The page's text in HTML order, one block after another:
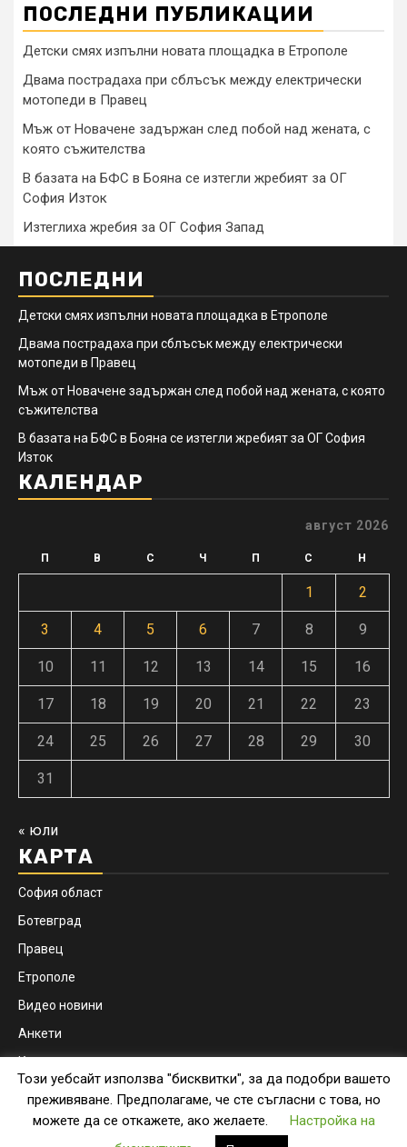
ПОСЛЕДНИ ПУБЛИКАЦИИ
Детски смях изпълни новата площадка в Етрополе
Двама пострадаха при сблъсък между електрически
мотопеди в Правец
Мъж от Новачене задържан след побой над жената, с
която съжителства
В базата на БФС в Бояна се изтегли жребият за ОГ
София Изток
Изтеглиха жребия за ОГ София Запад
ПОСЛЕДНИ
Детски смях изпълни новата площадка в Етрополе
Двама пострадаха при сблъсък между електрически
мотопеди в Правец
Мъж от Новачене задържан след побой над жената, с която
съжителства
В базата на БФС в Бояна се изтегли жребият за ОГ София
Изток
КАЛЕНДАР
август 2026
П В С Ч П С Н
1 2
3 4 5 6 7 8 9
10 11 12 13 14 15 16
17 18 19 20 21 22 23
24 25 26 27 28 29 30
31
« юли
КАРТА
София област
Ботевград
Правец
Етрополе
Видео новини
Анкети
Контакти
Copyright © botevgrad.news | New Media Info Ltd
Този уебсайт използва "бисквитки", за да подобри вашето
преживяване. Предполагаме, че сте съгласни с това, но
можете да се откажете, ако желаете.
Настройка на